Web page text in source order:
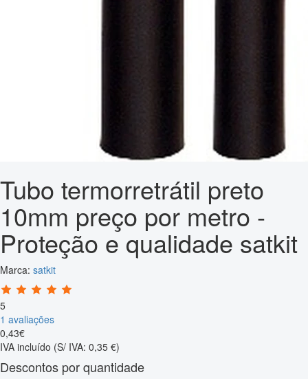
Tubo termorretrátil preto
10mm preço por metro -
Proteção e qualidade satkit
Marca: satkit
5
1 avaliações
0,43€
IVA incluído (S/ IVA: 0,35 €)
Descontos por quantidade